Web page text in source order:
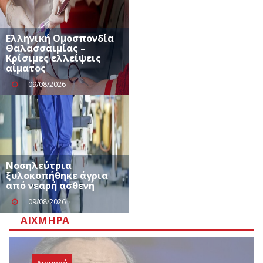
Ελληνική Ομοσπονδία
Θαλασσαιμίας –
Κρίσιμες ελλείψεις
αίματος
09/08/2026
Νοσηλεύτρια
ξυλοκοπήθηκε άγρια
από νεαρή ασθενή
09/08/2026
ΑΙΧΜΗΡΆ